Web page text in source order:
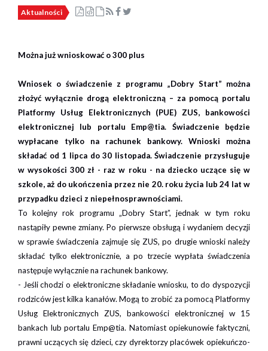
Aktualności
Można już wnioskować o 300 plus
Wniosek o świadczenie z programu „Dobry Start” można
złożyć wyłącznie drogą elektroniczną – za pomocą portalu
Platformy Usług Elektronicznych (PUE) ZUS, bankowości
elektronicznej lub portalu Emp@tia. Świadczenie będzie
wypłacane tylko na rachunek bankowy. Wnioski można
składać od 1 lipca do 30 listopada. Świadczenie przysługuje
w wysokości 300 zł - raz w roku - na dziecko uczące się w
szkole, aż do ukończenia przez nie 20. roku życia lub 24 lat w
przypadku dzieci z niepełnosprawnościami.
To kolejny rok programu „Dobry Start”, jednak w tym roku
nastąpiły pewne zmiany. Po pierwsze obsługą i wydaniem decyzji
w sprawie świadczenia zajmuje się ZUS, po drugie wnioski należy
składać tylko elektronicznie, a po trzecie wypłata świadczenia
następuje wyłącznie na rachunek bankowy.
- Jeśli chodzi o elektroniczne składanie wniosku, to do dyspozycji
rodziców jest kilka kanałów. Mogą to zrobić za pomocą Platformy
Usług Elektronicznych ZUS, bankowości elektronicznej w 15
bankach lub portalu Emp@tia. Natomiast opiekunowie faktyczni,
prawni uczących się dzieci, czy dyrektorzy placówek opiekuńczo-